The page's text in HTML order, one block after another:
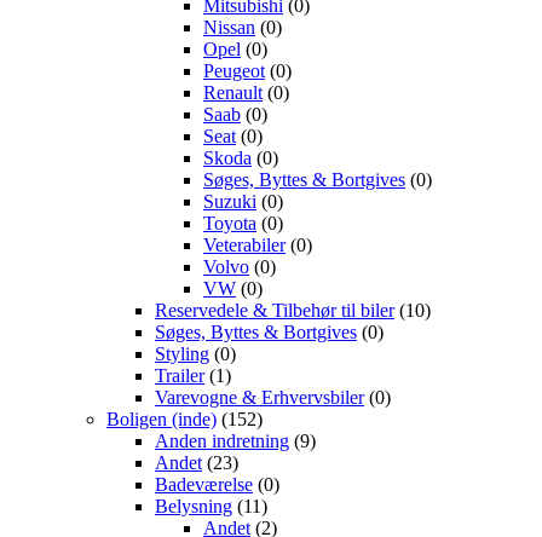
Mitsubishi (0)
Nissan (0)
Opel (0)
Peugeot (0)
Renault (0)
Saab (0)
Seat (0)
Skoda (0)
Søges, Byttes & Bortgives (0)
Suzuki (0)
Toyota (0)
Veterabiler(0)
Volvo (0)
VW (0)
Reservedele & Tilbehør til biler(10)
Søges, Byttes & Bortgives (0)
Styling (0)
Trailer(1)
Varevogne & Erhvervsbiler(0)
Boligen (inde) (152)
Anden indretning (9)
Andet (23)
Badeværelse (0)
Belysning (11)
Andet (2)